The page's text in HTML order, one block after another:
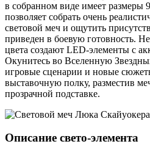
в собранном виде имеет размеры
позволяет собрать очень
световой меч и ощутить
приведен в боевую готовность.
цвета создают LED-элементы с
Окунитесь во Вселенную
игровые сценарии и новые
выставочную полку, разместив
прозрачной подставке.
Описание свето-элемента